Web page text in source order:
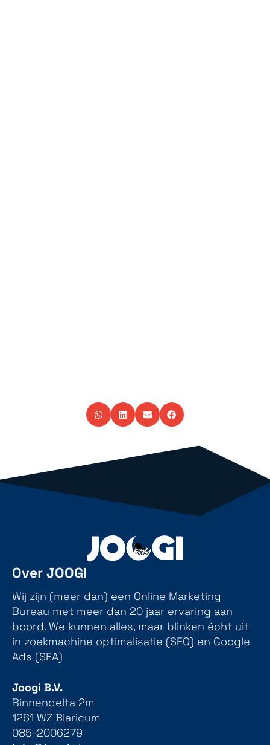
Over JOOGI
Wij zijn (meer dan) een Online Marketing
Bureau met meer dan 20 jaar ervaring aan
boord. We kunnen alles, maar blinken écht uit
in zoekmachine optimalisatie (SEO) en Google
Ads (SEA)
Joogi B.V.
Binnendelta 2m
1261 WZ Blaricum
085-2006279